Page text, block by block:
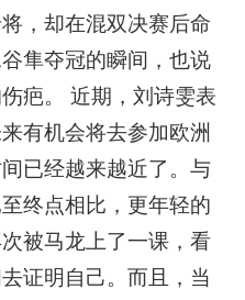
，却在混双决赛后命
隼夺冠的瞬间，也说
疤。 近期，刘诗雯表
有机会将去参加欧洲
已经越来越近了。与
终点相比，更年轻的
被马龙上了一课，看
证明自己。而且，当